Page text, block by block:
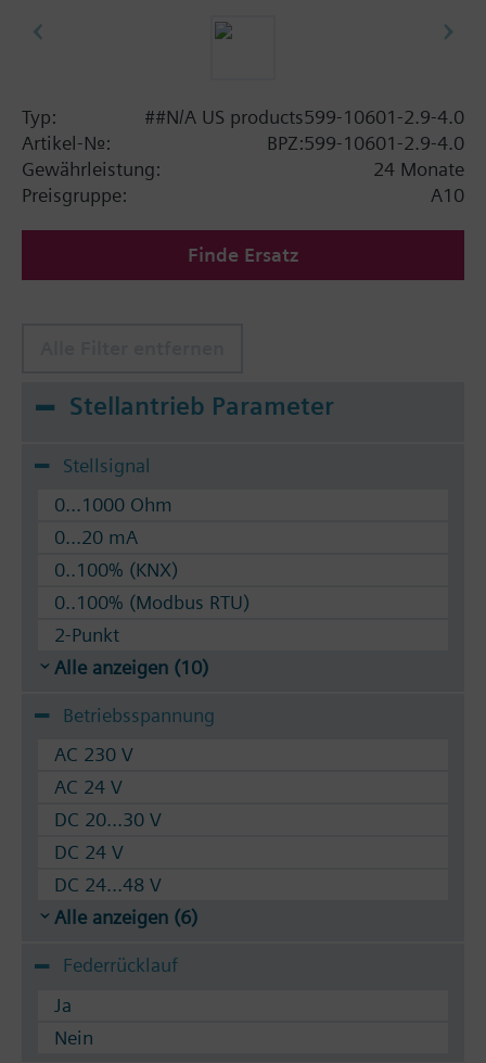
handle for manual operation of the valve in the
Typ:
##N/A US products599-10601-2.9-4.0
Artikel-Nr.:
BPZ:599-10601-2.9-4.0
Gewährleistung:
24 Monate
Preisgruppe:
A10
Finde Ersatz
Stellantrieb Parameter
Stellsignal
0...1000 Ohm
0...20 mA
0..100% (KNX)
0..100% (Modbus RTU)
2-Punkt
Alle anzeigen (10)
Betriebsspannung
AC 230 V
AC 24 V
DC 20...30 V
DC 24 V
DC 24...48 V
Alle anzeigen (6)
Federrücklauf
Ja
Nein